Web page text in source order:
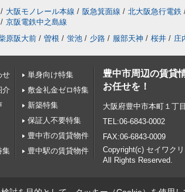
/ 大阪モノレール本線 / 阪急箕面線 / 北大阪急行電鉄
/ 京阪電鉄中之島線
原阪大前 / 曽根 / 蛍池 / 少路 / 服部天神 / 桜井 / 庄
せ
介
集
単身向け特集
敷金礼金ゼロ特集
新築特集
保証人不要特集
豊中市の賃貸物件
豊中駅の賃貸物件
豊中市周辺の賃貸
お任せを！
大阪府豊中市本町１丁
TEL:06-6843-0002
FAX:06-6843-0009
Copyright(c) セイワク
All Rights Reserved.